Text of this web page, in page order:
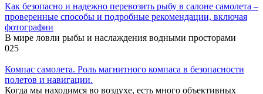
Как безопасно и надежно перевозить рыбу в салоне самолета –
проверенные способы и подробные рекомендации, включая
фотографии
В мире ловли рыбы и наслаждения водными просторами
025
Компас самолета. Роль магнитного компаса в безопасности
полетов и навигации.
Когда мы находимся во воздухе, есть много объективных